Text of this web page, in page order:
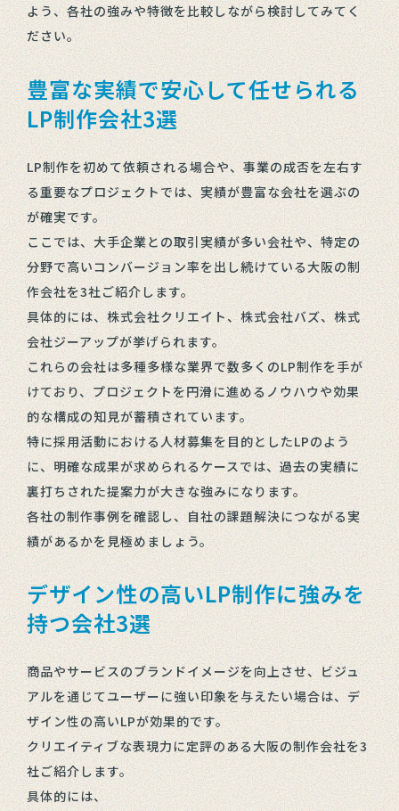
よう、各社の強みや特徴を比較しながら検討してみてく
ださい。
豊富な実績で安心して任せられる
LP制作会社3選
LP制作を初めて依頼される場合や、事業の成否を左右す
る重要なプロジェクトでは、実績が豊富な会社を選ぶの
が確実です。
ここでは、大手企業との取引実績が多い会社や、特定の
分野で高いコンバージョン率を出し続けている大阪の制
作会社を3社ご紹介します。
具体的には、株式会社クリエイト、株式会社バズ、株式
会社ジーアップが挙げられます。
これらの会社は多種多様な業界で数多くのLP制作を手が
けており、プロジェクトを円滑に進めるノウハウや効果
的な構成の知見が蓄積されています。
特に採用活動における人材募集を目的としたLPのよう
に、明確な成果が求められるケースでは、過去の実績に
裏打ちされた提案力が大きな強みになります。
各社の制作事例を確認し、自社の課題解決につながる実
績があるかを見極めましょう。
デザイン性の高いLP制作に強みを
持つ会社3選
商品やサービスのブランドイメージを向上させ、ビジュ
アルを通じてユーザーに強い印象を与えたい場合は、デ
ザイン性の高いLPが効果的です。
クリエイティブな表現力に定評のある大阪の制作会社を3
社ご紹介します。
具体的には、